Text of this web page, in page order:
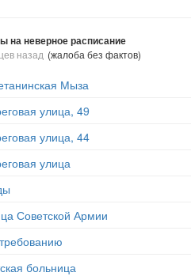
на неверное расписание
назад (жалоба без фактов)
Мыза
улица, 49
улица, 44
улица
Советской Армии
больница